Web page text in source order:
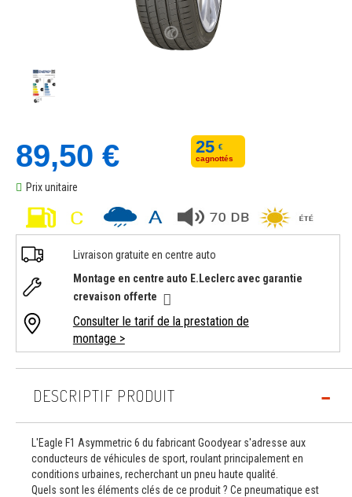
25 €
cagnottés
89,50 €
Prix unitaire
Livraison gratuite en centre auto
Montage en centre auto E.Leclerc avec garantie
crevaison offerte
Consulter le tarif de la prestation de
montage >
DESCRIPTIF PRODUIT
L'Eagle F1 Asymmetric 6 du fabricant Goodyear s'adresse aux
conducteurs de véhicules de sport, roulant principalement en
conditions urbaines, recherchant un pneu haute qualité.
Quels sont les éléments clés de ce produit ? Ce pneumatique est